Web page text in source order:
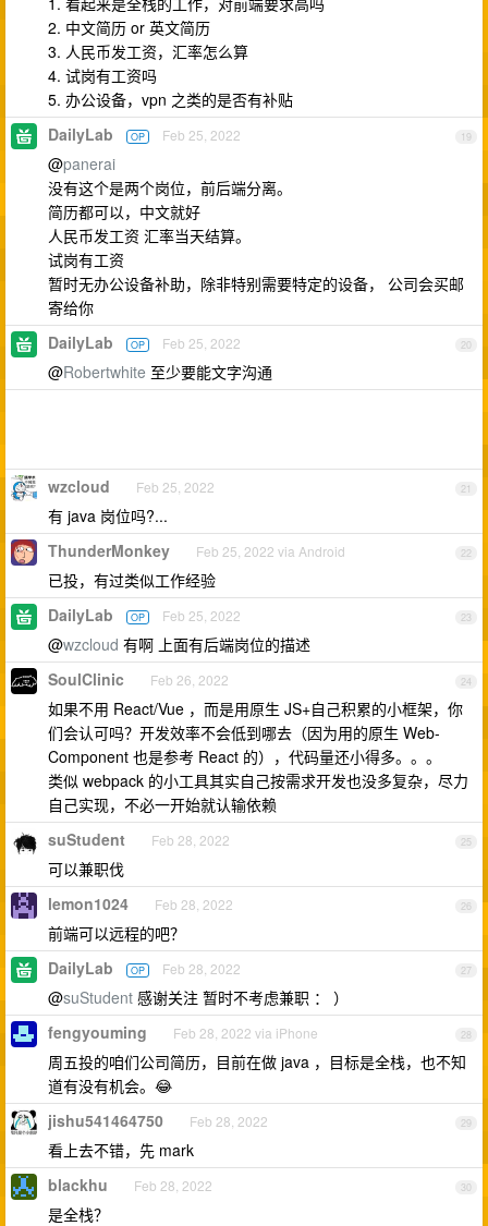
2. 中文简历 or 英文简历
3. 人民币发工资，汇率怎么算
4. 试岗有工资吗
5. 办公设备，vpn 之类的是否有补贴
19
DailyLab OP Feb 25, 2022
@panerai
没有这个是两个岗位，前后端分离。
简历都可以，中文就好
人民币发工资 汇率当天结算。
试岗有工资
暂时无办公设备补助，除非特别需要特定的设备， 公司会买邮
寄给你
20
DailyLab OP Feb 25, 2022
@Robertwhite 至少要能文字沟通
21
wzcloud Feb 25, 2022
有 java 岗位吗?...
22
ThunderMonkey Feb 25, 2022 via Android
已投，有过类似工作经验
23
DailyLab OP Feb 25, 2022
@wzcloud 有啊 上面有后端岗位的描述
24
SoulClinic Feb 26, 2022
如果不用 React/Vue ，而是用原生 JS+自己积累的小框架，你
们会认可吗？开发效率不会低到哪去（因为用的原生 Web-
Component 也是参考 React 的），代码量还小得多。。。
类似 webpack 的小工具其实自己按需求开发也没多复杂，尽力
自己实现，不必一开始就认输依赖
25
suStudent Feb 28, 2022
可以兼职伐
26
lemon1024 Feb 28, 2022
前端可以远程的吧？
27
DailyLab OP Feb 28, 2022
@suStudent 感谢关注 暂时不考虑兼职 ： ）
28
fengyouming Feb 28, 2022 via iPhone
周五投的咱们公司简历，目前在做 java ，目标是全栈，也不知
道有没有机会。😂
29
jishu541464750 Feb 28, 2022
看上去不错，先 mark
30
blackhu Feb 28, 2022
是全栈？